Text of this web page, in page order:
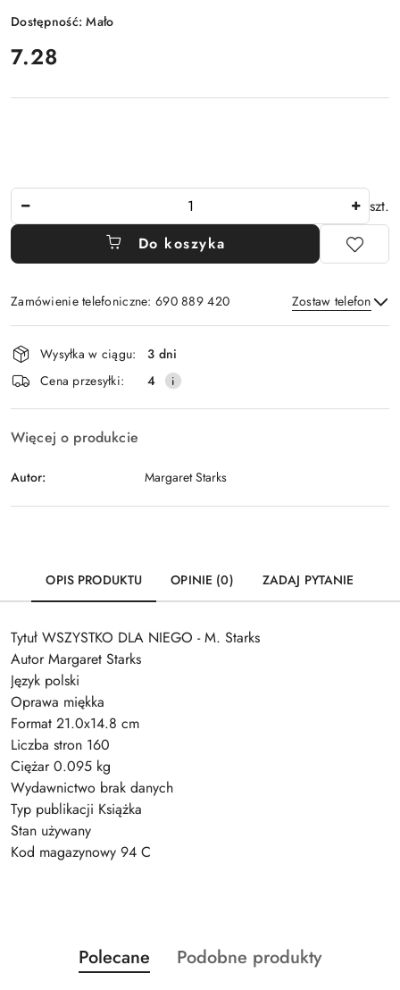
Dostępność:Mało
cena:
7.28
szt.
Do koszyka
Zamówienie telefoniczne: 690 889 420 Zostaw telefon
Wyślij
Dostępność
i
dostawa
Wysyłka w ciągu:
3 dni
Cena przesyłki:
4
Więcej o produkcie
Autor: Margaret Starks
OPIS PRODUKTU OPINIE (0) ZADAJ PYTANIE
Tytuł WSZYSTKO DLA NIEGO - M. Starks
Autor Margaret Starks
Język polski
Oprawa miękka
Format 21.0x14.8 cm
Liczba stron 160
Ciężar 0.095 kg
Wydawnictwo brak danych
Typ publikacji Książka
Stan używany
Kod magazynowy 94 C
Pomiń karuzelę produktów
Produkty
o
Polecane
Produkty
Podobne produkty